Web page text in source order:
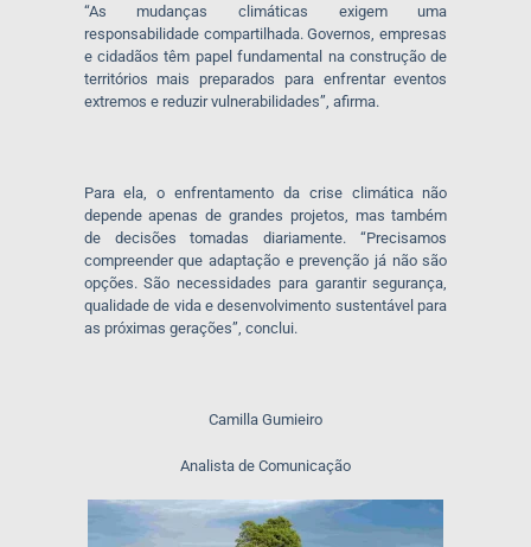
“As mudanças climáticas exigem uma
responsabilidade compartilhada. Governos, empresas
e cidadãos têm papel fundamental na construção de
territórios mais preparados para enfrentar eventos
extremos e reduzir vulnerabilidades”, afirma.
Para ela, o enfrentamento da crise climática não
depende apenas de grandes projetos, mas também
de decisões tomadas diariamente. “Precisamos
compreender que adaptação e prevenção já não são
opções. São necessidades para garantir segurança,
qualidade de vida e desenvolvimento sustentável para
as próximas gerações”, conclui.
Camilla Gumieiro
Analista de Comunicação